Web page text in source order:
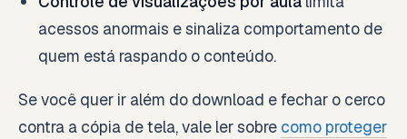
acessos anormais e sinaliza comportamento de
quem está raspando o conteúdo.
Se você quer ir além do download e fechar o cerco
contra a cópia de tela, vale ler sobre como proteger